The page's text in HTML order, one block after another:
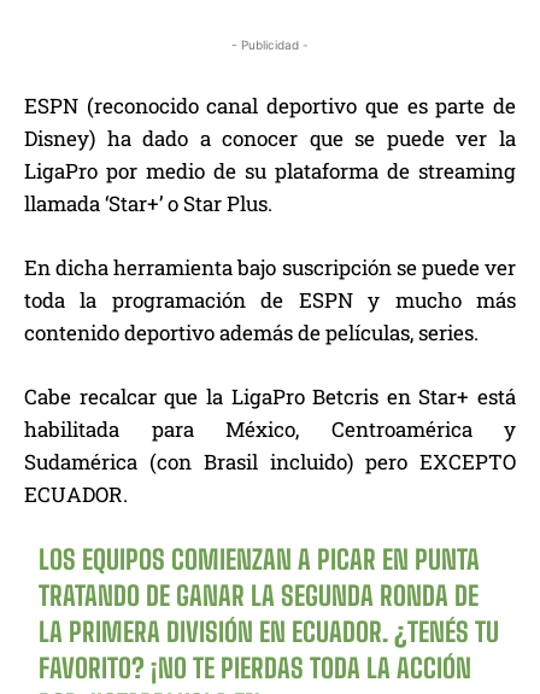
- Publicidad -
ESPN (reconocido canal deportivo que es parte de
Disney) ha dado a conocer que se puede ver la
LigaPro por medio de su plataforma de streaming
llamada ‘Star+’ o Star Plus.
En dicha herramienta bajo suscripción se puede ver
toda la programación de ESPN y mucho más
contenido deportivo además de películas, series.
Cabe recalcar que la LigaPro Betcris en Star+ está
habilitada para México, Centroamérica y
Sudamérica (con Brasil incluido) pero EXCEPTO
ECUADOR.
LOS EQUIPOS COMIENZAN A PICAR EN PUNTA
TRATANDO DE GANAR LA SEGUNDA RONDA DE
LA PRIMERA DIVISIÓN EN ECUADOR. ¿TENÉS TU
FAVORITO? ¡NO TE PIERDAS TODA LA ACCIÓN